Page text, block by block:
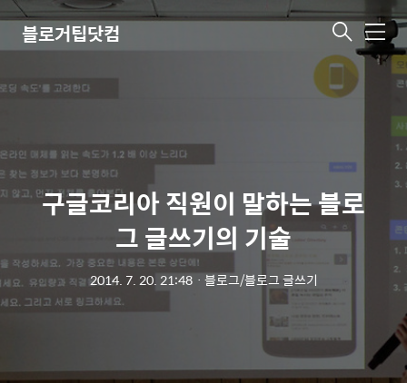
블로거팁닷컴 메
뉴
구글코리아 직원이 말하는 블로
그 글쓰기의 기술
2014. 7. 20. 21:48ㆍ 블로그/블로그 글쓰기